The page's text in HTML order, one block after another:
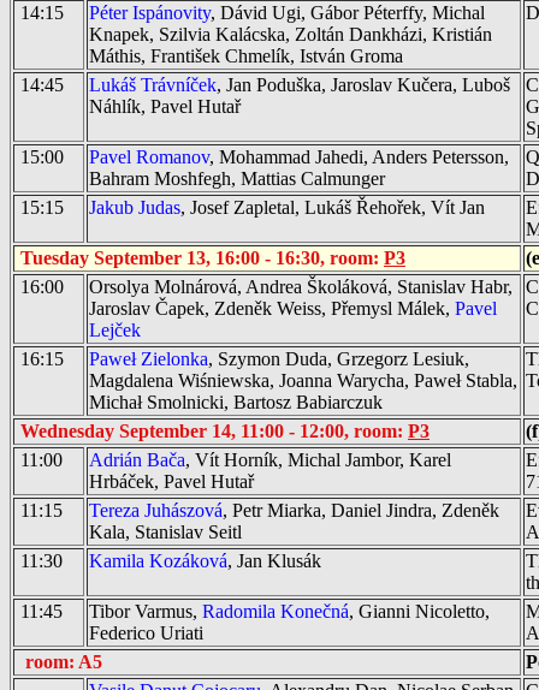
14:15
Péter Ispánovity, Dávid Ugi, Gábor Péterffy, Michal
Knapek, Szilvia Kalácska, Zoltán Dankházi, Kristián
Máthis, František Chmelík, István Groma
14:45 Lukáš Trávníček, Jan Poduška, Jaroslav Kučera, Luboš
Náhlík, Pavel Hutař
15:00
Pavel Romanov, Mohammad Jahedi, Anders Petersson,
Bahram Moshfegh, Mattias Calmunger
15:15
Jakub Judas, Josef Zapletal, Lukáš Řehořek, Vít Jan
Tuesday September 13, 16:00 - 16:30, room: P3
16:00
Orsolya Molnárová, Andrea Školáková, Stanislav Habr,
Jaroslav Čapek, Zdeněk Weiss, Přemysl Málek, Pavel
Lejček
16:15 Paweł Zielonka, Szymon Duda, Grzegorz Lesiuk,
Magdalena Wiśniewska, Joanna Warycha, Paweł Stabla,
Michał Smolnicki, Bartosz Babiarczuk
Wednesday September 14, 11:00 - 12:00, room: P3
11:00
Adrián Bača, Vít Horník, Michal Jambor, Karel
Hrbáček, Pavel Hutař
11:15
Tereza Juhászová, Petr Miarka, Daniel Jindra, Zdeněk
Kala, Stanislav Seitl
11:30
Kamila Kozáková, Jan Klusák
11:45
Tibor Varmus, Radomila Konečná, Gianni Nicoletto,
Federico Uriati
room: A5